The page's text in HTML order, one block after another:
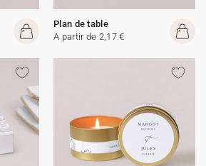
Plan de table
A partir de 2,17 €